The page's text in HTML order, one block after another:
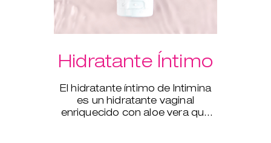
Hidratante Íntimo
El hidratante íntimo de Intimina
es un hidratante vaginal
enriquecido con aloe vera que